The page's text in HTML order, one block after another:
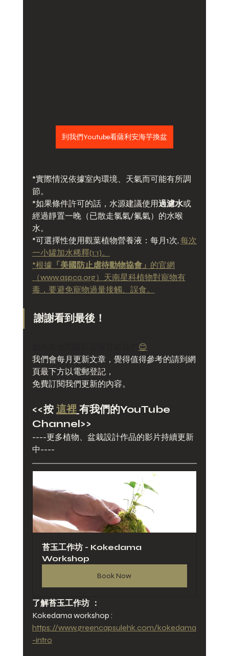
到我們Youtube看薩利安海芋換盆
*實際情況依據室內環境、天氣而可能有所調
節。
*如果條件許可的話，水源建議使用過濾水或
經過靜置一晚（已散走氯氣/氟氣）的水喉
水。
*可選擇性使用觀葉植物營養液：每月1次, 每次
一小罐加水稀釋(1:1)。
*根據 「美國防止虐待動物協會」 的官網
（www.aspca.org）天南星科植物對寵物有
毒，要避免寵物過量接觸、誤食。
謝謝看到最後！
😊
我們會每月更新文章，覺得值得參考的請到網
頁最下方以電郵登記，
免費訂閱我們更新的內容。
<<按 這裡 有我們的YouTube
Channel>>
----更多植物、盆栽設計作品的影片持續更新
中----
苔玉工作坊 - Kokedama
Workshop
Book Now
了解苔玉工作坊 ：
Kokedama workshop :
https://www.greencapsulehk.com/kokedama
-intro